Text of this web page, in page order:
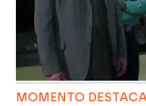
MOMENTO